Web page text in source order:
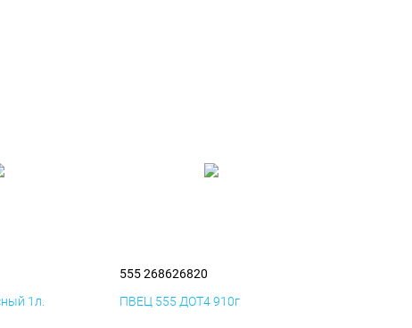
1л.
555 268626820
ПВЕЦ 555 ДОТ4 910г